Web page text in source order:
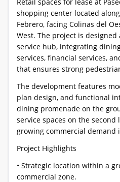
shopping center located
Febrero, facing Colinas del
West. The project is designed
service hub, integrating
services, financial services,
that ensures strong
The development features
plan design, and functional
dining promenade on the
service spaces on the second
growing commercial demand
Project Highlights
• Strategic location within a
commercial zone.